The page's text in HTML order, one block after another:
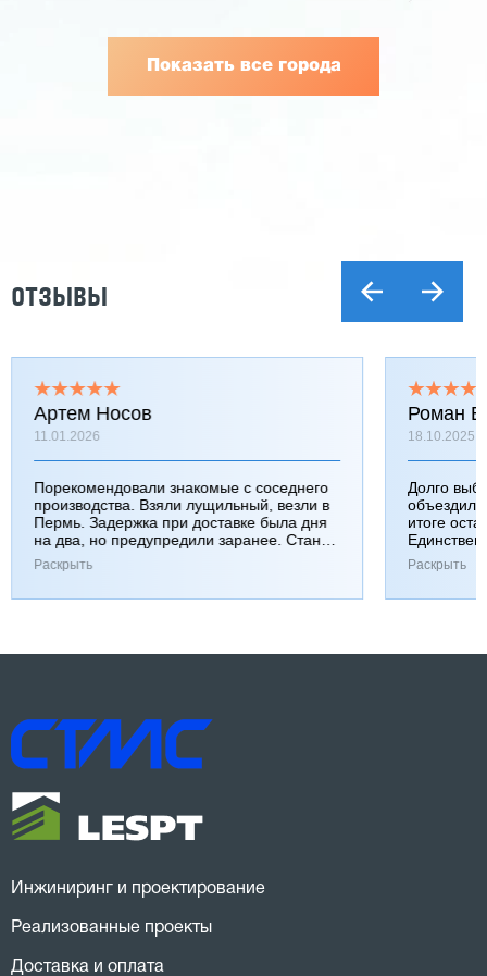
Показать все города
ОТЗЫВЫ
Артем Носов
11.01.2026
Порекомендовали знакомые с соседнего
производства. Взяли лущильный, везли в
Пермь. Задержка при доставке была дня
на два, но предупредили заранее. Станок
работает хорошо, к качеству вопросов нет.
Раскрыть
Роман
18.10.2025
Долго
итоге
Раскрыть
Инжиниринг и проектирование
Реализованные проекты
Доставка и оплата